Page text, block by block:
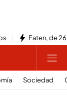
Faten, de
Sociedad